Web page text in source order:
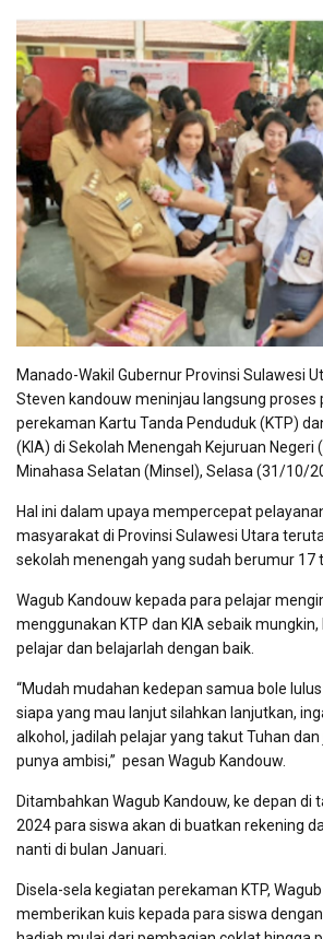
Manado-Wakil Gubernur Provinsi Sulawesi
Steven kandouw meninjau langsung proses
perekaman Kartu Tanda Penduduk (KTP)
(KIA) di Sekolah Menengah Kejuruan Negeri
Minahasa Selatan (Minsel), Selasa (31/10/
Hal ini dalam upaya mempercepat
masyarakat di Provinsi Sulawesi Utara
sekolah menengah yang sudah berumur 17
Wagub Kandouw kepada para pelajar
menggunakan KTP dan KIA sebaik
pelajar dan belajarlah dengan baik.
“Mudah mudahan kedepan samua bole
siapa yang mau lanjut silahkan lanjutkan,
alkohol, jadilah pelajar yang takut Tuhan
punya ambisi,” pesan Wagub Kandouw.
Ditambahkan Wagub Kandouw, ke depan di
2024 para siswa akan di buatkan rekening
nanti di bulan Januari.
Disela-sela kegiatan perekaman KTP,
memberikan kuis kepada para siswa